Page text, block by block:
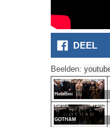
DEEL
Beelden:
Nieuwe Miniserie:
Houdini
Eerste Trailer
GOTHAM